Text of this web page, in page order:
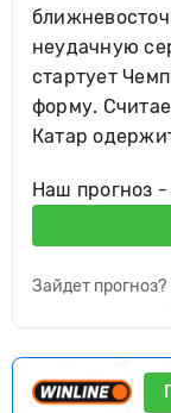
неудачную
стартует
форму.
Катар
Наш прогноз
Зайдет прогноз?